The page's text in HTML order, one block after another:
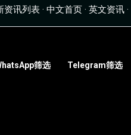
资讯列表 · 中文首页 · 英文资讯 ·
筛选 Telegram筛选